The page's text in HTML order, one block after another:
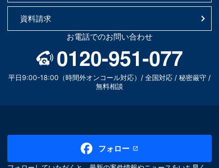
資料請求
お電話でのお問い合わせ
0120-951-077
平日9:00-18:00（時間外オンコール対応）/ 全国対応 / 秘密厳守 /
無料相談
フォロー